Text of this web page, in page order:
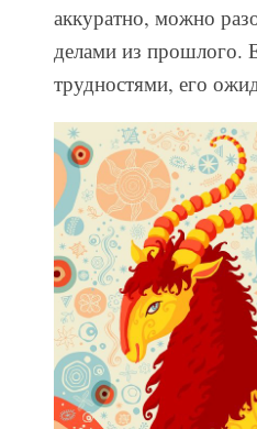
аккуратно, можно
делами из прошлого.
трудностями, его